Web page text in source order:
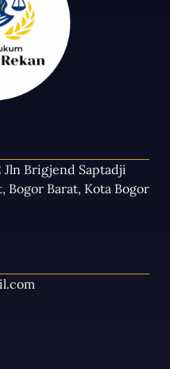
Jln Brigjend Saptadji
Bogor Barat, Kota Bogor